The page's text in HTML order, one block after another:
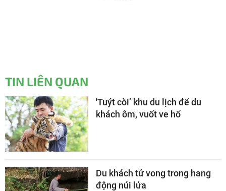
TIN LIÊN QUAN
'Tuýt còi’ khu du lịch để du
khách ôm, vuốt ve hổ
Du khách tử vong trong hang
động núi lửa